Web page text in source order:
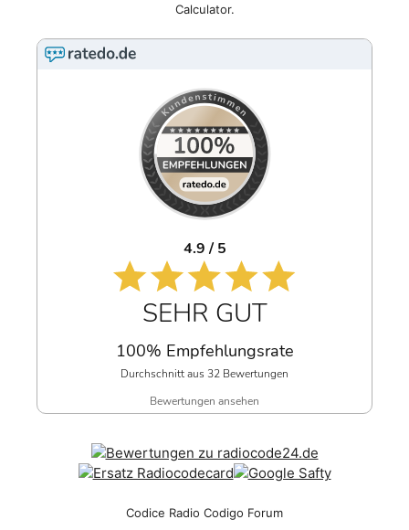
Calculator.
4.9 / 5
SEHR GUT
100% Empfehlungsrate
Durchschnitt aus 32 Bewertungen
Bewertungen ansehen
Codice Radio Codigo Forum